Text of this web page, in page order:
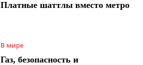
Платные шаттлы вместо метро
В мире
Газ, безопасность и